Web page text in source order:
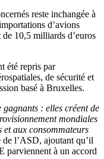
reste inchangée à
d’avions
de 10,5 milliards d’euros
été repris par
de sécurité et
basé à Bruxelles.
gagnants : elles créent de
mondiales
et aux consommateurs
l’ASD, ajoutant qu’il
parviennent à un accord